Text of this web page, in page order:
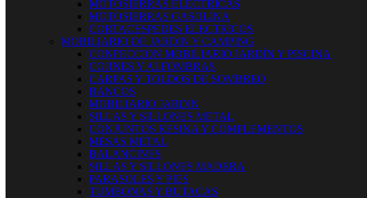
MOTOSIERRAS ELECTRICAS
MOTOSIERRAS GASOLINA
CORTACESPEDES ELECTRICOS
MOBILIARIO DE JARDIN Y CAMPING
CONFECCION MOBILIARIO JARDÍN Y PISCINA
COJINES Y ALFOMBRAS
CARPAS Y TOLDOS DE SOMBREO
BANCOS
MOBILIARIO JARDIN
SILLAS Y SILLONES METAL
CONJUNTOS RESINA Y COMPLEMENTOS
MESAS METAL
BALANCINES
SILLAS Y SILLONES MADERA
PARASOLES Y PIES
TUMBONAS Y BUTACAS